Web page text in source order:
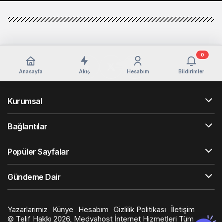
Anasayfa Akış Hesabım Bildirimler
0
Kurumsal
Bağlantılar
Popüler Sayfalar
Gündeme Dair
Yazarlarımız Künye Hesabım Gizlilik Politikası
İletişim
© Telif Hakkı 2026, Medyahost İnternet Hizmetleri Tüm